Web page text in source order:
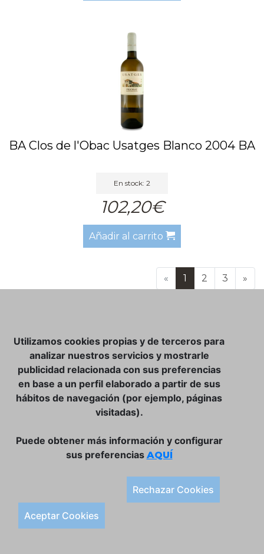
BA Clos de l'Obac Usatges Blanco 2004 BA
En stock: 2
102,20€
Añadir al carrito
« 1 2 3 »
CLUB VINATER
CONTACTO
TIENDA ONLINE:
Plaça de la Llibertat, 22, 07760 Ciutadella
Tlf. 971 93 78 75
Utilizamos cookies propias y de terceros para
analizar nuestros servicios y mostrarle
publicidad relacionada con sus preferencias
en base a un perfil elaborado a partir de sus
hábitos de navegación (por ejemplo, páginas
visitadas).
Puede obtener más información y configurar
sus preferencias AQUÍ
Rechazar Cookies
Aceptar Cookies